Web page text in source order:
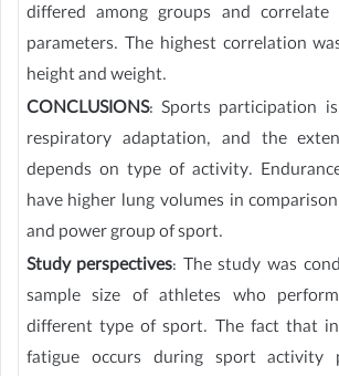
differed among groups and
parameters. The highest correlation
height and weight.
CONCLUSIONS: Sports participation
respiratory adaptation, and the
depends on type of activity.
have higher lung volumes in
and power group of sport.
Study perspectives: The study was
sample size of athletes who
different type of sport. The fact that
fatigue occurs during sport activity